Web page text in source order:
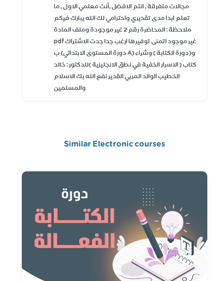
مجالات متفرقة , انتم الافضل ,أنت معلمي الاول , ما
تعلم ابدا مدى تقديري واحترامي لك الله يبارك فيكم
ملاحظة : المحاضرة رقم 2 غير موجودة وملف المادة
pdf غير موجود اتمنى توفيرها ارغب جدا جدت الاشتراك
ب (دورة المستوى الابتدائي A) و(دورة الكتابة ) وشراء
كتاب ( الاسرار الخفية في نطق الانجليزية )للدكتور : خالد
الخطيب الوالد المربي القدير نفع الله بك الاسلام
والمسلمين
Similar Electronic courses